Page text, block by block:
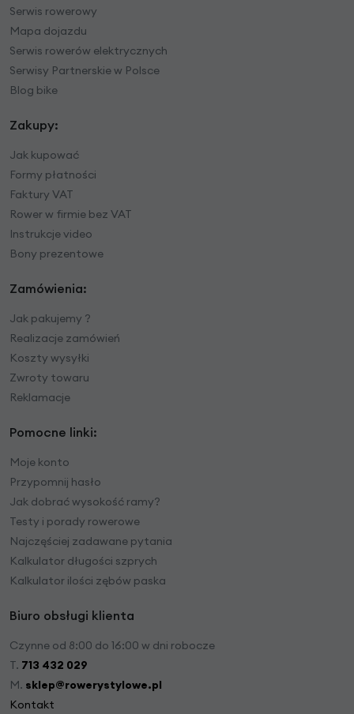
Serwis rowerowy
Mapa dojazdu
Serwis rowerów elektrycznych
Serwisy Partnerskie w Polsce
Blog bike
Zakupy:
Jak kupować
Formy płatności
Faktury VAT
Rower w firmie bez VAT
Instrukcje video
Bony prezentowe
Zamówienia:
Jak pakujemy ?
Realizacje zamówień
Koszty wysyłki
Zwroty towaru
Reklamacje
Pomocne linki:
Moje konto
Przypomnij hasło
Jak dobrać wysokość ramy?
Testy i porady rowerowe
Najczęściej zadawane pytania
Kalkulator długości szprych
Kalkulator ilości zębów paska
Biuro obsługi klienta
Czynne od 8:00 do 16:00 w dni robocze
T. 713 432 029
M. sklep@rowerystylowe.pl
Kontakt